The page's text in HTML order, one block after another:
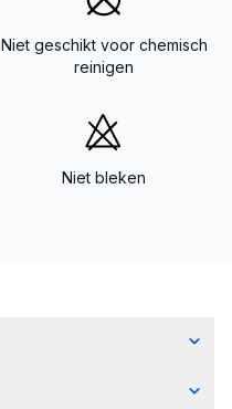
Niet geschikt voor chemisch
reinigen
Niet bleken